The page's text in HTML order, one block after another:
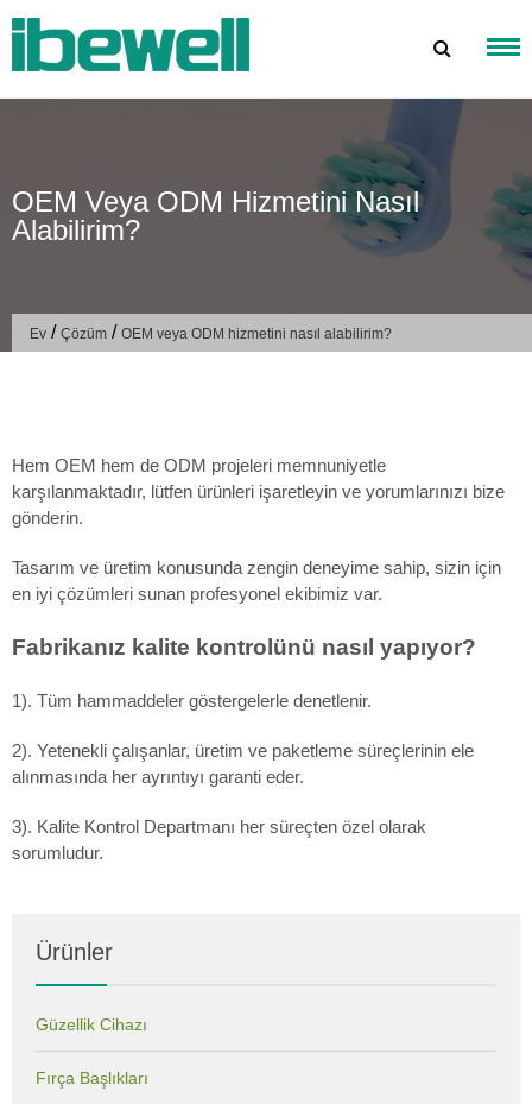
OEM Veya ODM Hizmetini Nasıl
Alabilirim?
Ev / Çözüm / OEM veya ODM hizmetini nasıl alabilirim?
Hem OEM hem de ODM projeleri memnuniyetle
karşılanmaktadır, lütfen ürünleri işaretleyin ve yorumlarınızı bize
gönderin.
Tasarım ve üretim konusunda zengin deneyime sahip, sizin için
en iyi çözümleri sunan profesyonel ekibimiz var.
Fabrikanız kalite kontrolünü nasıl yapıyor?
1). Tüm hammaddeler göstergelerle denetlenir.
2). Yetenekli çalışanlar, üretim ve paketleme süreçlerinin ele
alınmasında her ayrıntıyı garanti eder.
3). Kalite Kontrol Departmanı her süreçten özel olarak
sorumludur.
Ürünler
Güzellik Cihazı
Fırça Başlıkları